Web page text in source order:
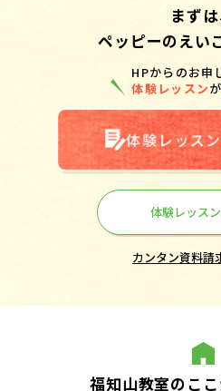
まずは
ペッピーのえい
HPからのお申
体験レッスン
体験レッス
体験レッス
カンタン資料請
福知山教室のここ